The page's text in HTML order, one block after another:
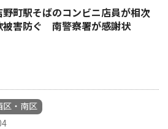
野町駅そばのコンビニ店員が相次
被害防ぐ 南警察署が感謝状
区・南区